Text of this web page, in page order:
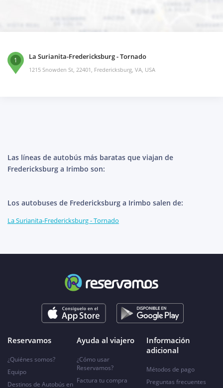
1 La Surianita-Fredericksburg - Tornado
1215 Snowden St, 22401, Fredericksburg, VA, USA
Las líneas de autobús más baratas que viajan de
Fredericksburg a Irimbo son:
Los autobuses de Fredericksburg a Irimbo salen de:
La Surianita-Fredericksburg - Tornado
Reservamos
¿Quiénes somos?
Equipo
Destinos de Autobús en
Ayuda al viajero
¿Cómo usar
Reservamos?
Factura tu compra
Información
adicional
Métodos de pago
Preguntas frecuentes